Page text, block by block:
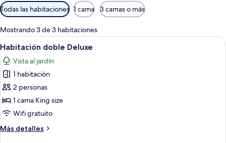
Filtros
disponibles
para
las
habitaciones
Todas las habitaciones 1 cama 3 camas o más
Mostrando 3 de 3 habitaciones
Abrir
todas
las
fotos
de
Habitación
doble
Un dormitorio con techo de madera,
4
Habitación doble Deluxe
Vista al jardín
1 habitación
2 personas
1 cama King size
Wifi gratuito
Más detalles
Más